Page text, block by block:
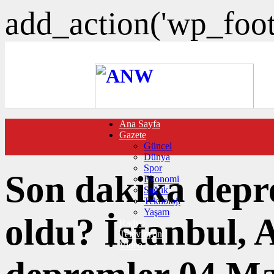
FOTO GALERİ
VIDEO GALERİ
TRAFİK DURUMU
NÖBETÇİ ECZANELER
CANLI SONUÇLAR
HABER GÖNDER
BURÇLAR
İLETİŞİM
Ana Sayfa
Gazete
Güncel
Dünya
Spor
Ekonomi
Sağlık
Teknoloji
Yaşam
Radyo
Televizyon
Video
Son dakika
oldu? İstanbul,